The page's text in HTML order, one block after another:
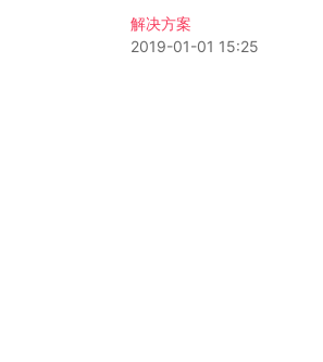
解决方案
2019-01-01 15:25